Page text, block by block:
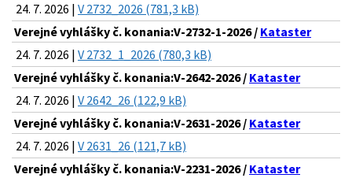
24. 7. 2026 | V 2732_2026 (781,3 kB)
Verejné vyhlášky č. konania:V-2732-1-2026 / Kataster
24. 7. 2026 | V 2732_1_2026 (780,3 kB)
Verejné vyhlášky č. konania:V-2642-2026 / Kataster
24. 7. 2026 | V 2642_26 (122,9 kB)
Verejné vyhlášky č. konania:V-2631-2026 / Kataster
24. 7. 2026 | V 2631_26 (121,7 kB)
Verejné vyhlášky č. konania:V-2231-2026 / Kataster